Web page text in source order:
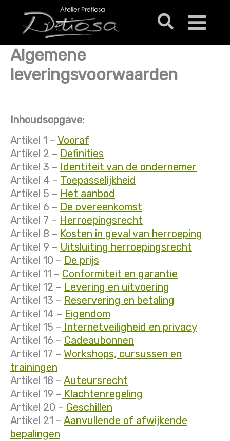
inhoud
Zoeken
Algemene
leveringsvoorwaarden
Inhoudsopgave:
Artikel 1 – Vooraf
Artikel 2 – Definities
Artikel 3 – Identiteit van de ondernemer
Artikel 4 – Toepasselijkheid
Artikel 5 – Het aanbod
Artikel 6 – De overeenkomst
Artikel 7 – Herroepingsrecht
Artikel 8 – Kosten in geval van herroeping
Artikel 9 – Uitsluiting herroepingsrecht
Artikel 10 – De prijs
Artikel 11 – Conformiteit en garantie
Artikel 12 – Levering en uitvoering
Artikel 13 – Reservering en betaling
Artikel 14 – Eigendom
Artikel 15 – Internetveiligheid en privacy
Artikel 16 – Cadeaubonnen
Artikel 17 – Workshops, cursussen en
trainingen
Artikel 18 – Auteursrecht
Artikel 19 – Klachtenregeling
Artikel 20 – Geschillen
Artikel 21 – Aanvullende of afwijkende
bepalingen